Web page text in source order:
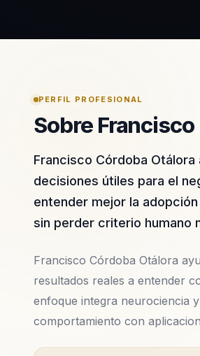
PERFIL PROFESIONAL
Sobre Francisco
Francisco Córdoba
decisiones útiles para el
entender mejor la
sin perder criterio humano
Francisco Córdoba Otálora
resultados reales a entender
enfoque integra neurociencia
comportamiento con